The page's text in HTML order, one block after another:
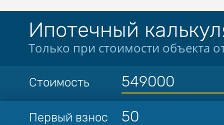
Ипотечный
Только при стоимости объекта
Стоимость
Первый взнос